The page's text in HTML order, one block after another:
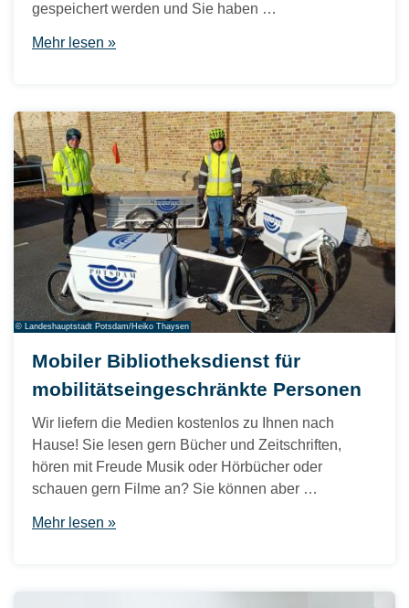
gespeichert werden und Sie haben …
Mehr lesen »
© Landeshauptstadt Potsdam/Heiko Thaysen
Mobiler Bibliotheksdienst für
mobilitätseingeschränkte Personen
Wir liefern die Medien kostenlos zu Ihnen nach
Hause! Sie lesen gern Bücher und Zeitschriften,
hören mit Freude Musik oder Hörbücher oder
schauen gern Filme an? Sie können aber …
Mehr lesen »